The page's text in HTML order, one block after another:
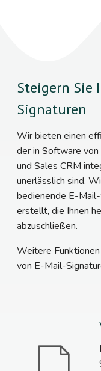
Steigern Sie
Signaturen
Wir bieten einen
der in Software
und Sales CRM
unerlässlich sind.
bedienende E-
erstellt, die Ihnen
abzuschließen.
Weitere
von E-Mail-